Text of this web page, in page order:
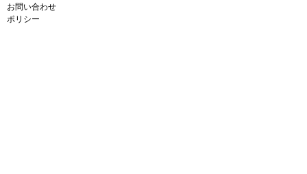
お問い合わせ
ポリシー